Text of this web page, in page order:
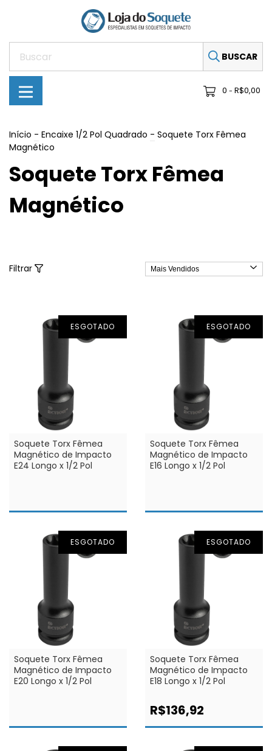
BUSCAR
0 - R$0,00
Início - Encaixe 1/2 Pol Quadrado - Soquete Torx Fêmea
Magnético
Soquete Torx Fêmea
Magnético
Filtrar
ESGOTADO
Soquete Torx Fêmea
Magnético de Impacto
E24 Longo x 1/2 Pol
ESGOTADO
Soquete Torx Fêmea
Magnético de Impacto
E16 Longo x 1/2 Pol
ESGOTADO
Soquete Torx Fêmea
Magnético de Impacto
E20 Longo x 1/2 Pol
ESGOTADO
Soquete Torx Fêmea
Magnético de Impacto
E18 Longo x 1/2 Pol
R$136,92